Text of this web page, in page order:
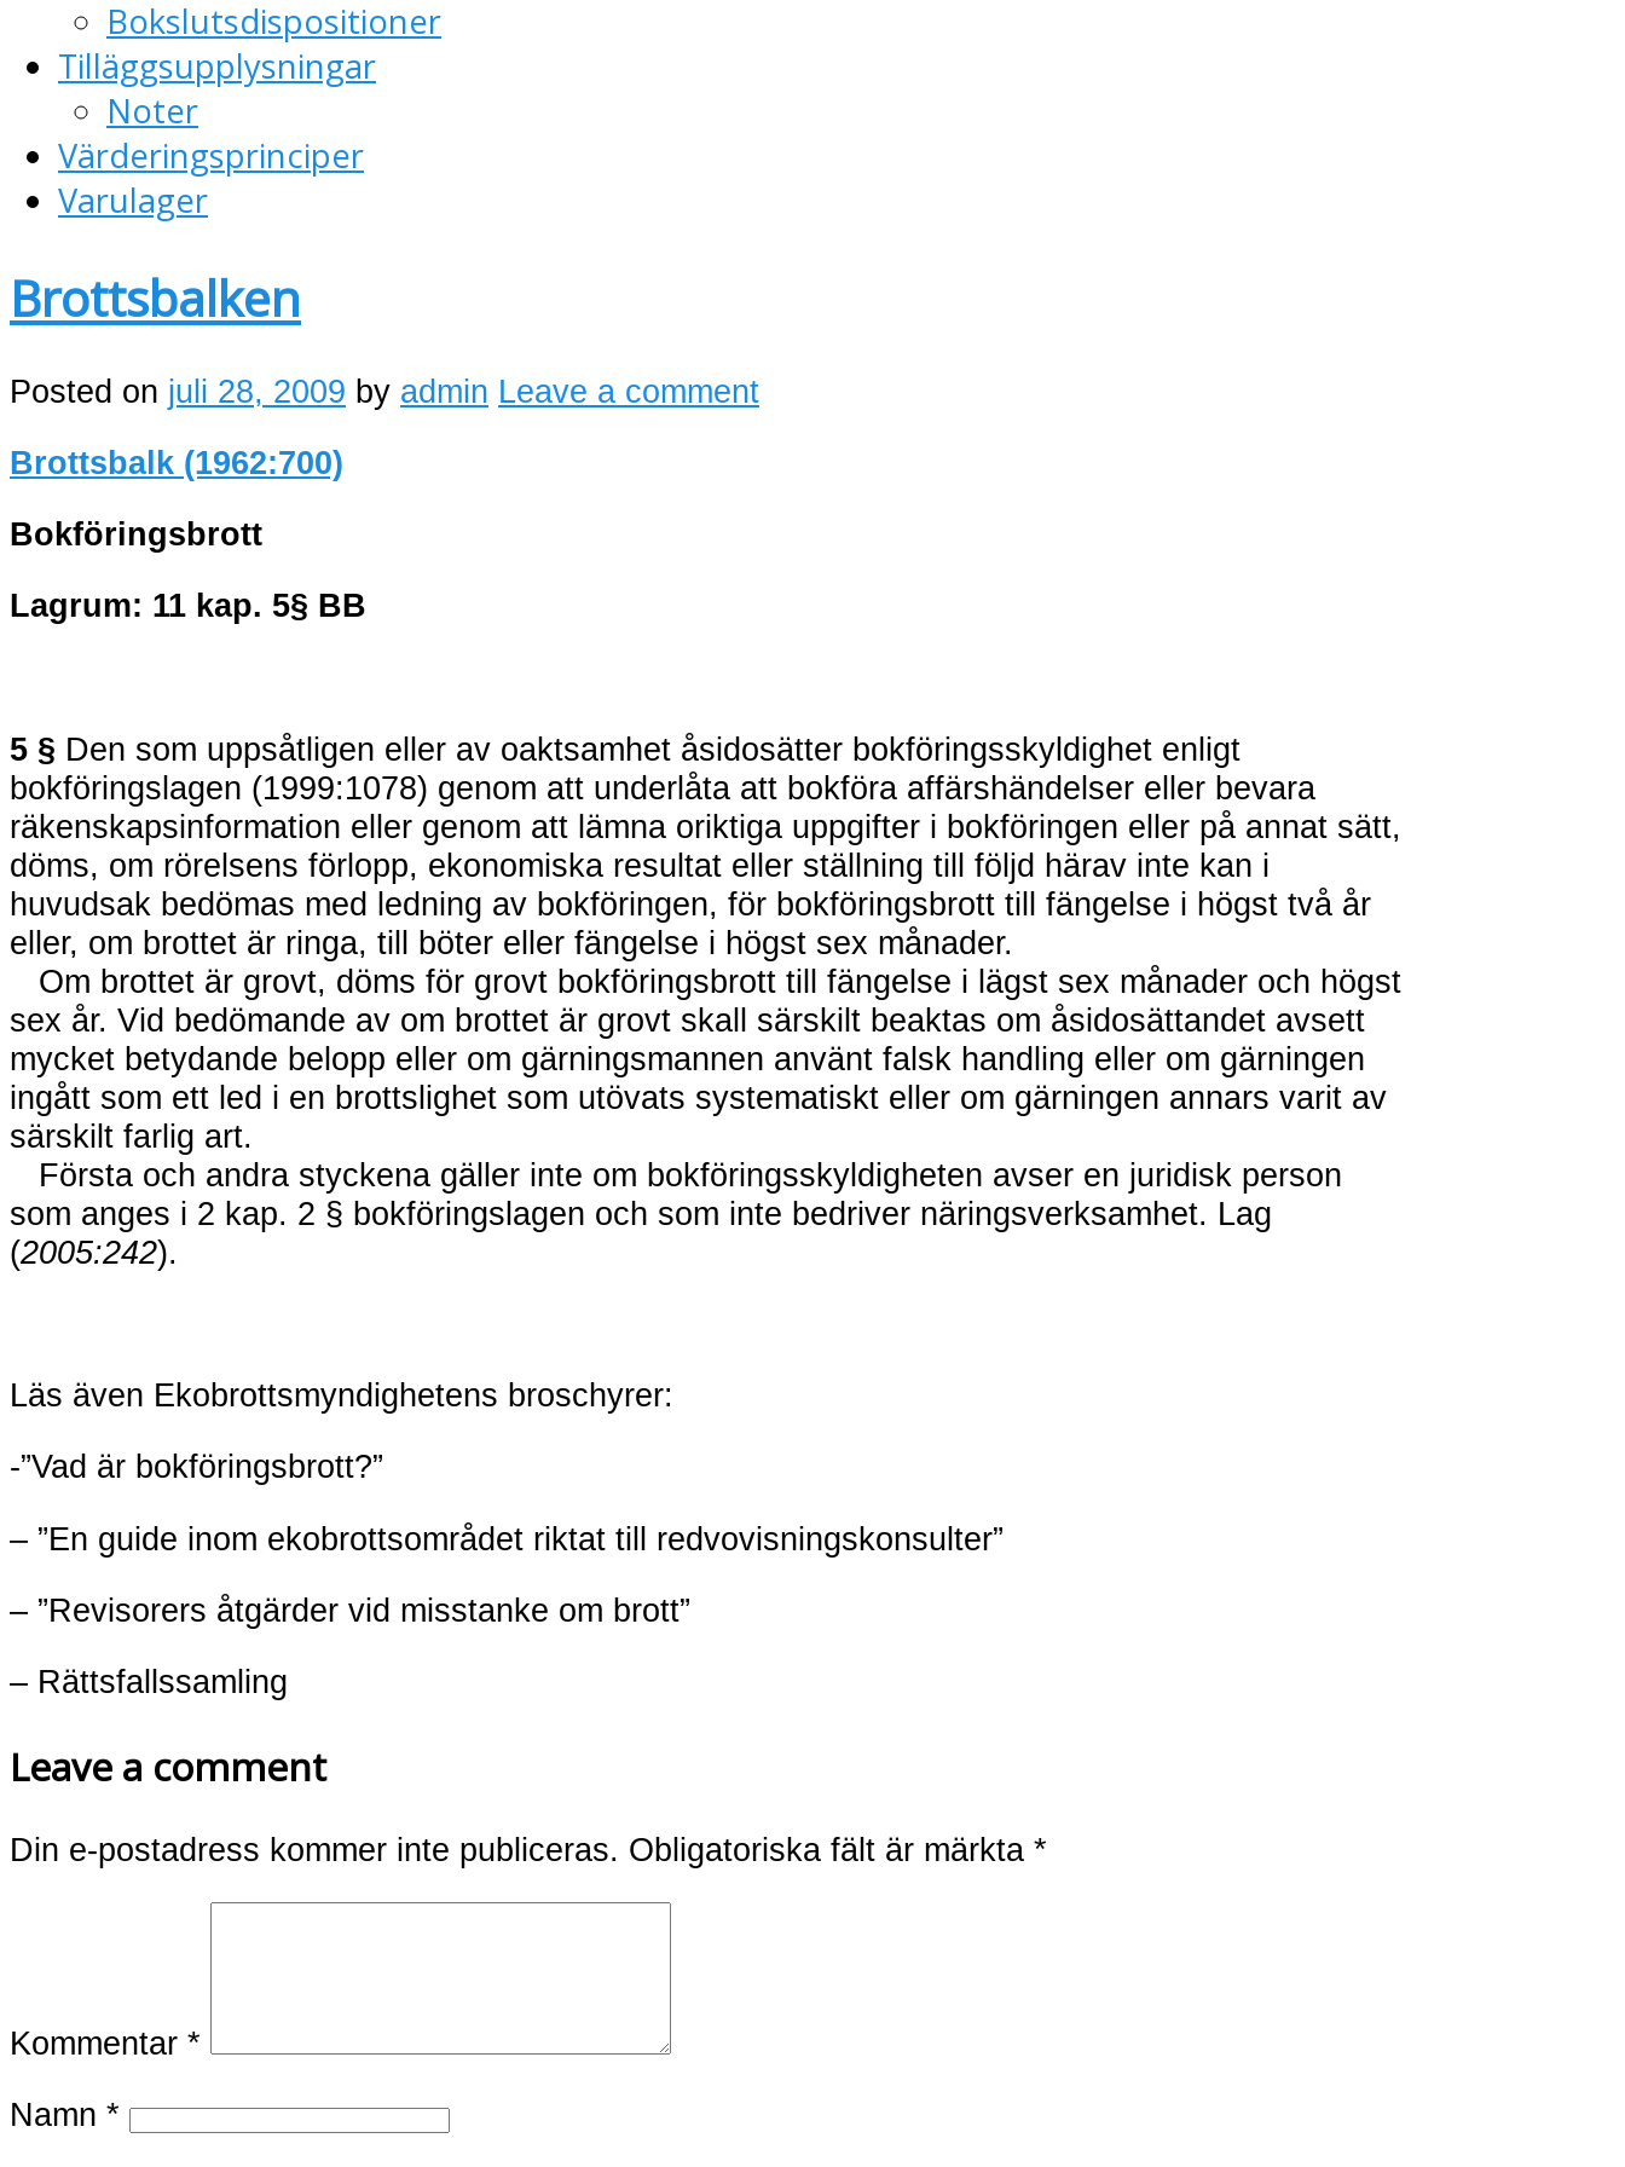
Bokslutsdispositioner
Tilläggsupplysningar
Noter
Värderingsprinciper
Varulager
Brottsbalken
Posted on juli 28, 2009 by admin Leave a comment
Brottsbalk (1962:700)
Bokföringsbrott
Lagrum: 11 kap. 5§ BB
5 § Den som uppsåtligen eller av oaktsamhet åsidosätter bokföringsskyldighet enligt
bokföringslagen (1999:1078) genom att underlåta att bokföra affärshändelser eller bevara
räkenskapsinformation eller genom att lämna oriktiga uppgifter i bokföringen eller på annat sätt,
döms, om rörelsens förlopp, ekonomiska resultat eller ställning till följd härav inte kan i
huvudsak bedömas med ledning av bokföringen, för bokföringsbrott till fängelse i högst två år
eller, om brottet är ringa, till böter eller fängelse i högst sex månader.
Om brottet är grovt, döms för grovt bokföringsbrott till fängelse i lägst sex månader och högst
sex år. Vid bedömande av om brottet är grovt skall särskilt beaktas om åsidosättandet avsett
mycket betydande belopp eller om gärningsmannen använt falsk handling eller om gärningen
ingått som ett led i en brottslighet som utövats systematiskt eller om gärningen annars varit av
särskilt farlig art.
Första och andra styckena gäller inte om bokföringsskyldigheten avser en juridisk person
som anges i 2 kap. 2 § bokföringslagen och som inte bedriver näringsverksamhet. Lag
(2005:242).
Läs även Ekobrottsmyndighetens broschyrer:
-”Vad är bokföringsbrott?”
– ”En guide inom ekobrottsområdet riktat till redvovisningskonsulter”
– ”Revisorers åtgärder vid misstanke om brott”
– Rättsfallssamling
Leave a comment
Din e-postadress kommer inte publiceras. Obligatoriska fält är märkta *
Kommentar *
Namn *